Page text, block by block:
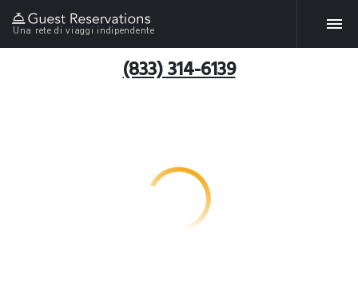
Una rete di viaggi indipendente
(833) 314-6139